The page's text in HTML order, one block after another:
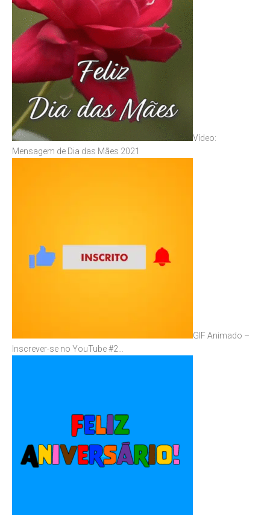
Vídeo:
Mensagem de Dia das Mães 2021
GIF Animado –
Inscrever-se no YouTube #2…